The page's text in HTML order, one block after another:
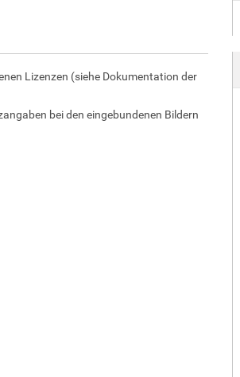
Lizenzen (siehe Dokumentation der
bei den eingebundenen Bildern